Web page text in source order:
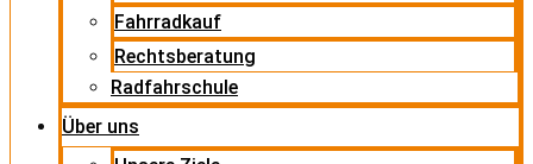
Fahrradkauf
Rechtsberatung
Radfahrschule
Über uns